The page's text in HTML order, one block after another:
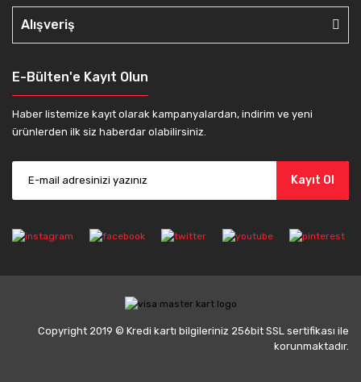
Alışveriş
E-Bülten'e Kayıt Olun
Haber listemize kayıt olarak kampanyalardan, indirim ve yeni
ürünlerden ilk siz haberdar olabilirsiniz.
Kayıt Ol
Copyright 2019 © Kredi kartı bilgileriniz 256bit SSL sertifikası ile
korunmaktadır.